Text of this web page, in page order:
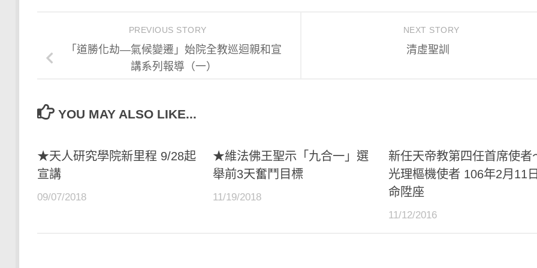
NEXT STORY
清虛聖訓
PREVIOUS STORY
「道勝化劫—氣候變遷」始院全教巡迴親和宣
講系列報導（一）
YOU MAY ALSO LIKE...
★天人研究學院新里程 9/28起
宣講
09/07/2018
★維法佛王聖示「九合一」選
舉前3天奮鬥目標
11/19/2018
新任天帝教第四任首席使者
光理樞機使者 106年2月11
命陞座
11/12/2016